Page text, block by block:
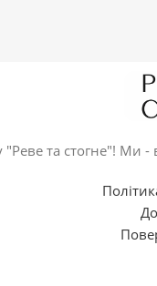
та стогне"! Ми -